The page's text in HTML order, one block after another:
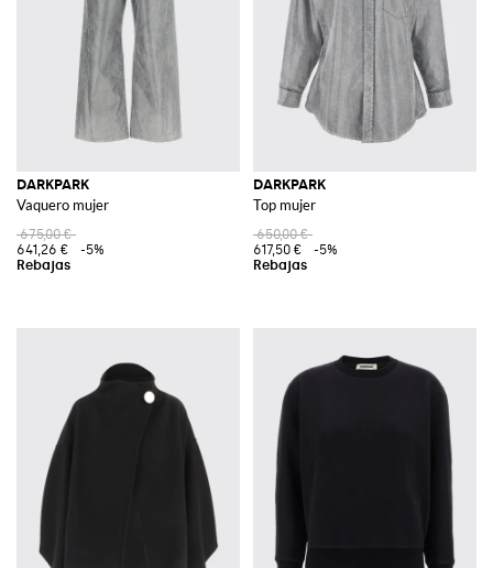
DARKPARK
Vaquero mujer
675,00 €
641,26 €
-5%
DARKPARK
Top mujer
650,00 €
617,50 €
-5%